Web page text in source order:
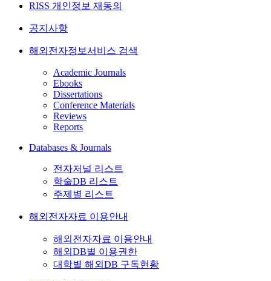
RISS 개인정보 재동의
공지사항
해외전자정보서비스 검색
Academic Journals
Ebooks
Dissertations
Conference Materials
Reviews
Reports
Databases & Journals
전자저널 리스트
학술DB 리스트
주제별 리스트
해외전자자료 이용안내
해외전자자료 이용안내
해외DB별 이용권한
대학별 해외DB 구독현황